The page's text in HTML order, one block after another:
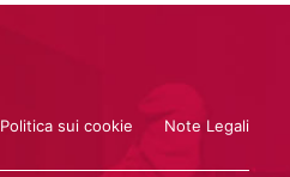
Politica sui cookie Note Legali